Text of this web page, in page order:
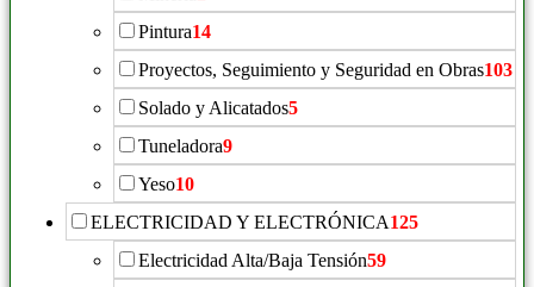
Pintura14
Proyectos, Seguimiento y Seguridad en Obras103
Solado y Alicatados5
Tuneladora9
Yeso10
ELECTRICIDAD Y ELECTRÓNICA125
Electricidad Alta/Baja Tensión59